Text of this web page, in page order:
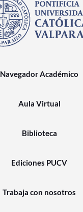
Navegador Académico
Aula Virtual
Biblioteca
Ediciones PUCV
Trabaja con nosotros